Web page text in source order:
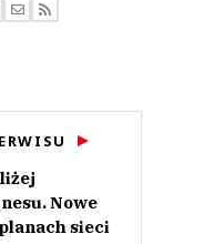
19:47
moderator on the site
działo w przyszłym roku.
trendy-branzy-
pracowniku.
Nowe
sieci